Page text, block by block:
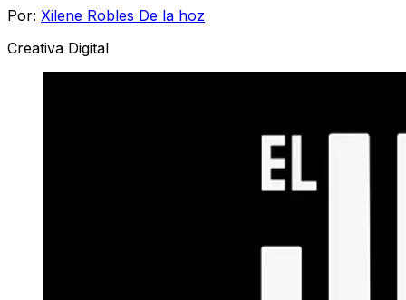
Por: Xilene Robles De la hoz
Creativa Digital